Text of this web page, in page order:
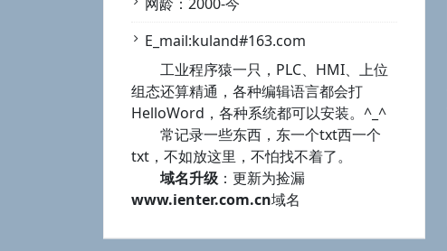
E_mail:kuland#163.com
工业程序猿一只，PLC、HMI、上位
组态还算精通，各种编辑语言都会打
HelloWord，各种系统都可以安装。^_^
常记录一些东西，东一个txt西一个
txt，不如放这里，不怕找不着了。
域名升级 ：更新为捡漏
www.ienter.com.cn域名